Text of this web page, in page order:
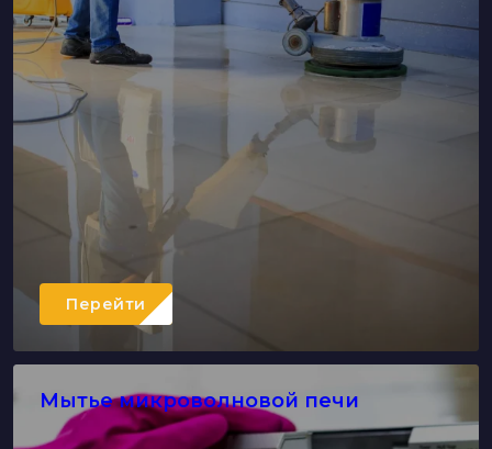
Перейти
Мытье микроволновой печи